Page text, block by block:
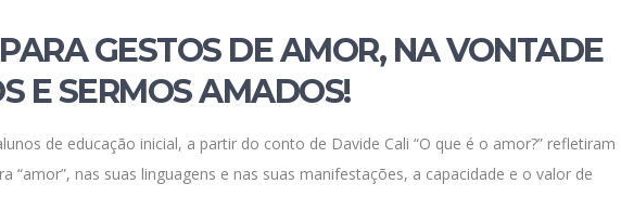
GESTOS DE AMOR, NA VONTADE
E SERMOS AMADOS!
de educação inicial, a partir do conto de Davide Cali “O que é o amor?” refletiram
“amor”, nas suas linguagens e nas suas manifestações, a capacidade e o valor de